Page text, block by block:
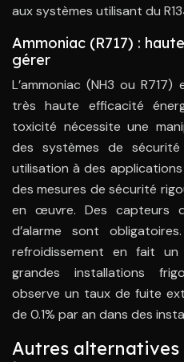
aux systèmes utilisant du
Ammoniac (R717) :
gérer
L’ammoniac (NH3 ou
très haute efficacité
toxicité nécessite une
des systèmes de
utilisation à des
des mesures de sécurité
en œuvre. Des capteurs
d’alarme sont
refroidissement en fait
grandes installations
observe un taux de fuite
de 0.1% par an dans des
Autres